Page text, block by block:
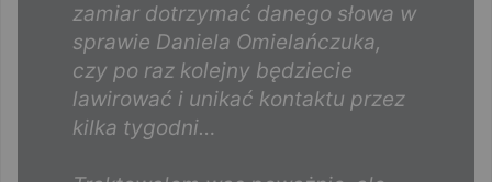
zamiar dotrzymać danego słowa w
sprawie Daniela Omielańczuka,
czy po raz kolejny będziecie
lawirować i unikać kontaktu przez
kilka tygodni…